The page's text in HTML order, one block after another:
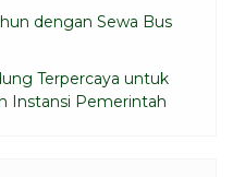
dengan Sewa Bus
Terpercaya untuk
Instansi Pemerintah